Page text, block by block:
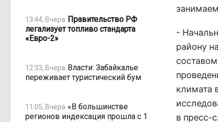
13:44, Вчера Правительство РФ
легализует топливо стандарта
«Евро-2»
12:33, Вчера Власти: Забайкалье
переживает туристический бум
11:05, Вчера «В большинстве
регионов индексация прошла с 1
-
району
климата
в пресс-